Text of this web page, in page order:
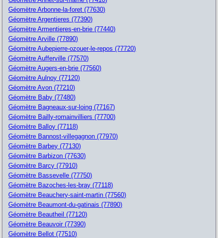
Géomètre Arbonne-la-foret (77630)
Géomètre Argentieres (77390)
Géomètre Armentieres-en-brie (77440)
Géomètre Arville (77890)
Géomètre Aubepierre-ozouer-le-repos (77720)
Géomètre Aufferville (77570)
Géomètre Augers-en-brie (77560)
Géomètre Aulnoy (77120)
Géomètre Avon (77210)
Géomètre Baby (77480)
Géomètre Bagneaux-sur-loing (77167)
Géomètre Bailly-romainvilliers (77700)
Géomètre Balloy (77118)
Géomètre Bannost-villegagnon (77970)
Géomètre Barbey (77130)
Géomètre Barbizon (77630)
Géomètre Barcy (77910)
Géomètre Bassevelle (77750)
Géomètre Bazoches-les-bray (77118)
Géomètre Beauchery-saint-martin (77560)
Géomètre Beaumont-du-gatinais (77890)
Géomètre Beautheil (77120)
Géomètre Beauvoir (77390)
Géomètre Bellot (77510)